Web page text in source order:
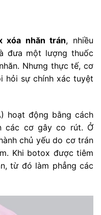
xóa nhăn trán, nhiều
đưa một lượng thuốc
Nhưng thực tế, cơ
hỏi sự chính xác tuyệt
hoạt động bằng cách
các cơ gây co rút. Ở
chủ yếu do cơ trán
Khi botox được tiêm
từ đó làm phẳng các